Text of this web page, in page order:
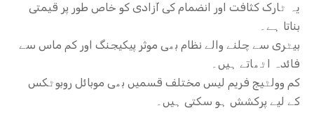
یہ ٹارک کثافت اور انضمام کی آزادی کو خاص طور پر قیمتی
بناتا ہے۔
بیٹری سے چلنے والے نظام بھی موثر پیکیجنگ اور کم ماس سے
فائدہ اٹھاتے ہیں۔
کم وولٹیج فریم لیس مختلف قسمیں بھی موبائل روبوٹکس
کے لیے پرکشش ہو سکتی ہیں۔